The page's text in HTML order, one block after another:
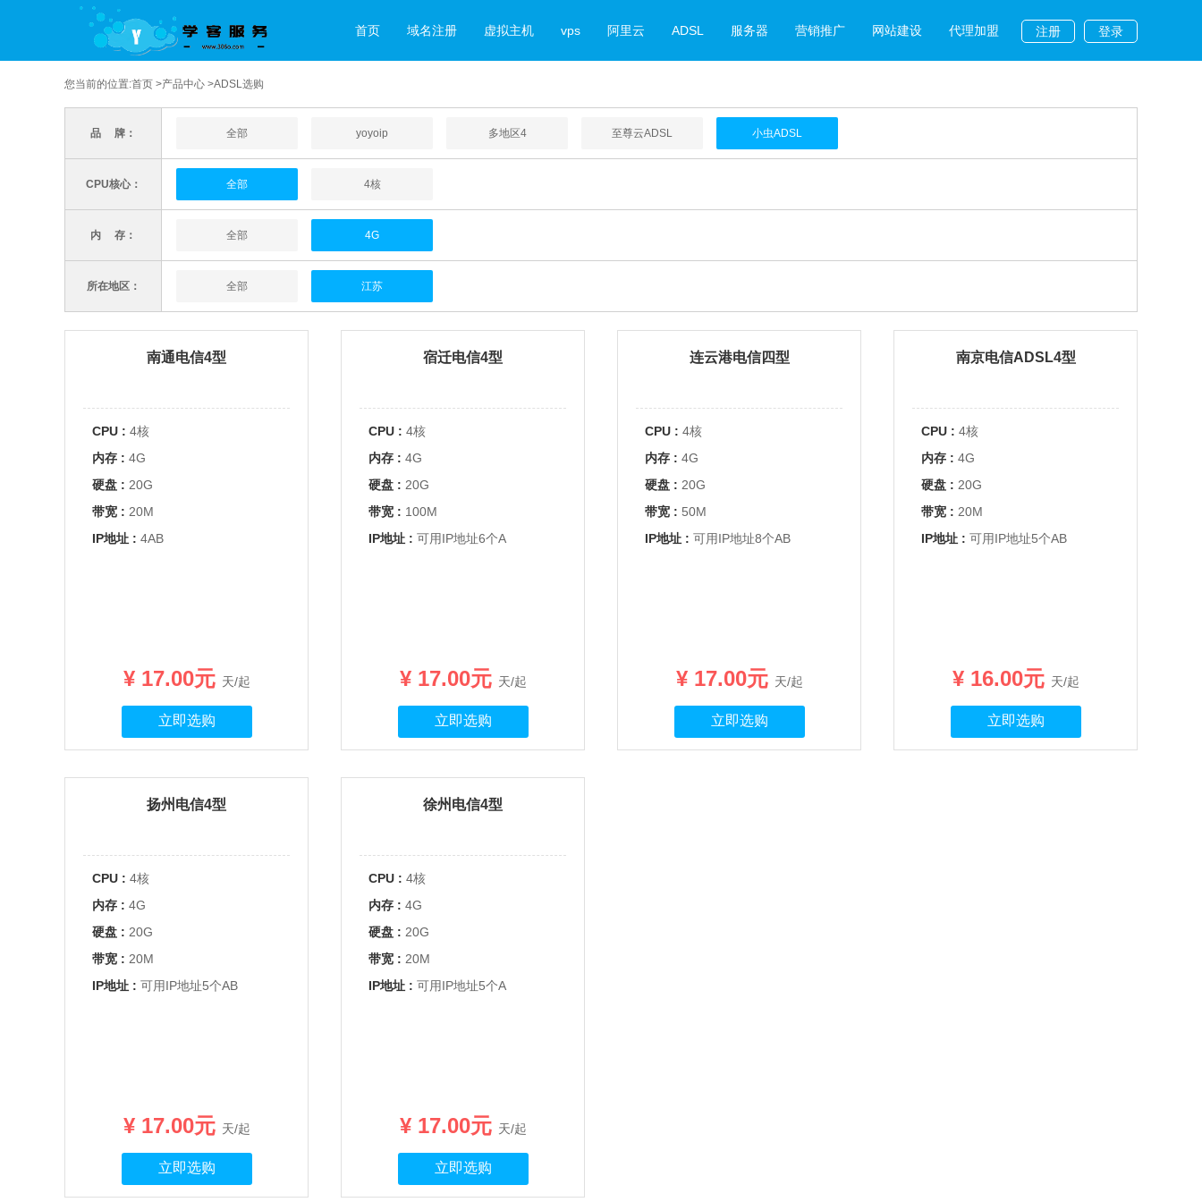
登录
注册
首页 域名注册 虚拟主机 vps 阿里云 ADSL 服务器 营销推广 网站建设 代理加盟
您当前的位置:首页 >产品中心 >ADSL选购
品 牌： 全部 yoyoip 多地区4 至尊云ADSL 小虫ADSL
CPU核心： 全部 4核
内 存： 全部 4G
所在地区： 全部 江苏
南通电信4型
CPU : 4核
内存 : 4G
硬盘 : 20G
带宽 : 20M
IP地址 : 4AB
¥ 17.00元 天/起
立即选购
宿迁电信4型
CPU : 4核
内存 : 4G
硬盘 : 20G
带宽 : 100M
IP地址 : 可用IP地址6个A
¥ 17.00元 天/起
立即选购
连云港电信四型
CPU : 4核
内存 : 4G
硬盘 : 20G
带宽 : 50M
IP地址 : 可用IP地址8个AB
¥ 17.00元 天/起
立即选购
南京电信ADSL4型
CPU : 4核
内存 : 4G
硬盘 : 20G
带宽 : 20M
IP地址 : 可用IP地址5个AB
¥ 16.00元 天/起
立即选购
扬州电信4型
CPU : 4核
内存 : 4G
硬盘 : 20G
带宽 : 20M
IP地址 : 可用IP地址5个AB
¥ 17.00元 天/起
立即选购
徐州电信4型
CPU : 4核
内存 : 4G
硬盘 : 20G
带宽 : 20M
IP地址 : 可用IP地址5个A
¥ 17.00元 天/起
立即选购